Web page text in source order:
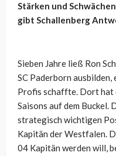
Stärken und
gibt Schallenberg
Sieben Jahre ließ Ron
SC Paderborn ausbilden,
Profis schaffte. Dort hat
Saisons auf dem
strategisch wichtigen
Kapitän der Westfalen.
04 Kapitän werden will,